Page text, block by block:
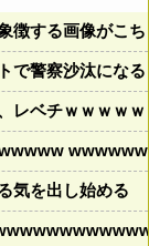
徴する画像がこ
で警察沙汰にな
レベチｗｗｗｗ
気を出し始める